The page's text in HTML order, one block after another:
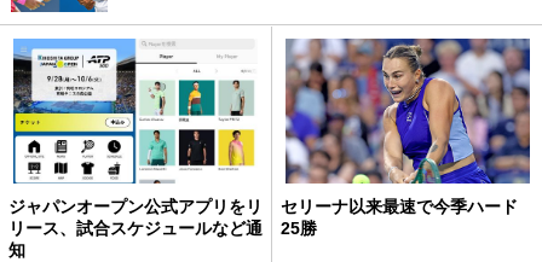
ジャパンオープン公式アプリをリ
リース、試合スケジュールなど通
知
セリーナ以来最速で今季ハード
25勝